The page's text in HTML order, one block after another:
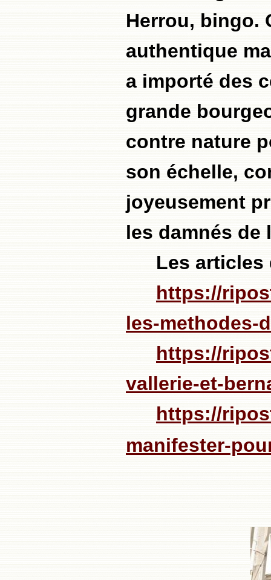
Herrou, bingo.
authentique
a importé des
grande
contre nature
son échelle,
joyeusement
les damnés de
Les articles
https://
les-methodes-
https://
vallerie-et-
https://
manifester-